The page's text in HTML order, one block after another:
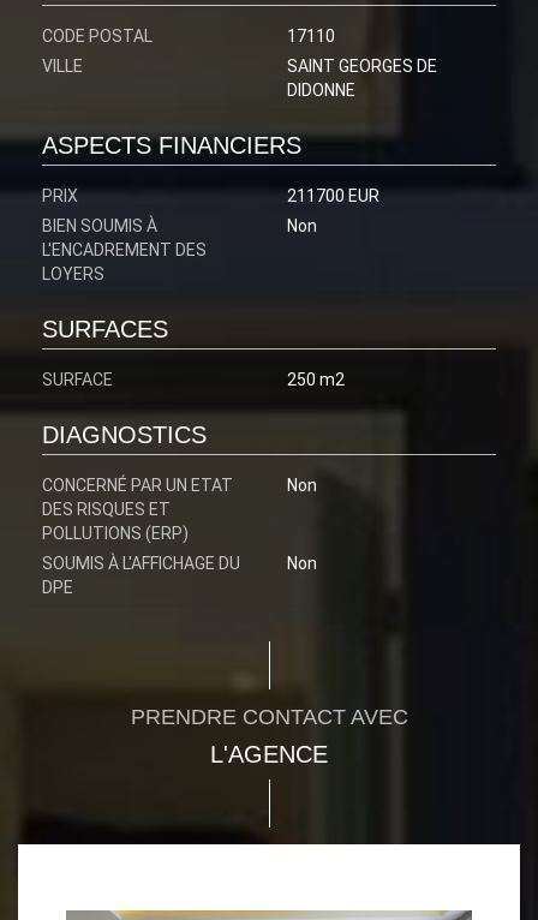
CODE POSTAL
17110
VILLE
SAINT GEORGES DE
DIDONNE
ASPECTS FINANCIERS
PRIX
211700 EUR
BIEN SOUMIS À
L'ENCADREMENT DES
LOYERS
Non
SURFACES
SURFACE 250 m2
DIAGNOSTICS
CONCERNÉ PAR UN ETAT
DES RISQUES ET
POLLUTIONS (ERP)
Non
SOUMIS À L'AFFICHAGE DU
DPE
Non
PRENDRE CONTACT AVEC
L'AGENCE